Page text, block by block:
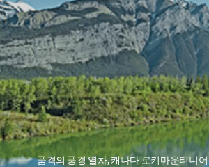
품격의 풍경 열차, 캐나다 로키마운티니어